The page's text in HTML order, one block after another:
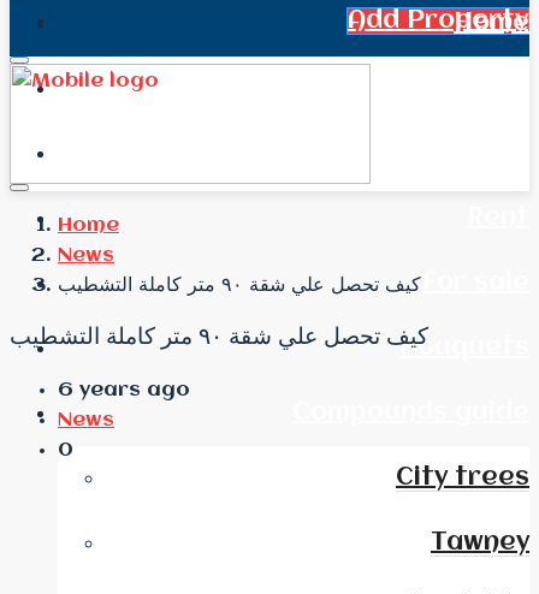
Add Property
Home
Bouquets
City trees
Tawney
Home
News
كيف تحصل علي شقة ٩٠ متر كاملة التشطيب
كيف تحصل علي شقة ٩٠ متر كاملة التشطيب
6 years ago
News
0